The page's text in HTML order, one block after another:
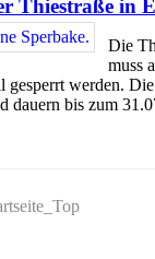
Thiestraße in
Die
muss
gesperrt werden.
dauern bis zum